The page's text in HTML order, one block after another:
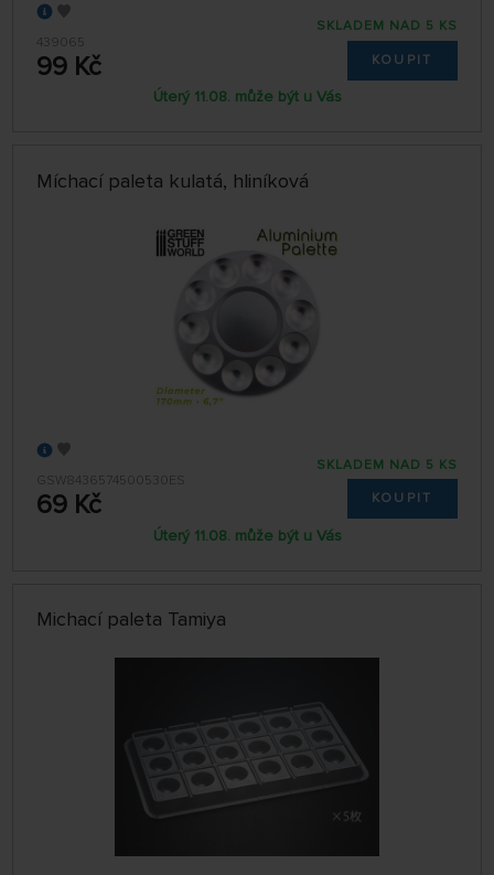
439065
99 Kč
SKLADEM NAD 5 KS
KOUPIT
Úterý 11.08. může být u Vás
Míchací paleta kulatá, hliníková
GSW8436574500530ES
69 Kč
SKLADEM NAD 5 KS
KOUPIT
Úterý 11.08. může být u Vás
Michací paleta Tamiya